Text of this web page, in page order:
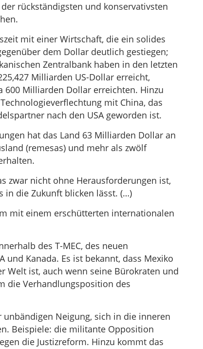
rückständigsten und konservativsten
mit einer Wirtschaft, die ein solides
dem Dollar deutlich gestiegen;
Zentralbank haben in den letzten
Milliarden US-Dollar erreicht,
600 Milliarden Dollar erreichten. Hinzu
mit China, das
nach den USA geworden ist.
hat das Land 63 Milliarden Dollar an
(remesas) und mehr als zwölf
zwar nicht ohne Herausforderungen ist,
die Zukunft blicken lässt. (…)
mit einem erschütterten internationalen
des T-MEC, des neuen
und Kanada. Es ist bekannt, dass Mexiko
Welt ist, auch wenn seine Bürokraten und
die Verhandlungsposition des
Neigung, sich in die inneren
Beispiele: die militante Opposition
die Justizreform. Hinzu kommt das